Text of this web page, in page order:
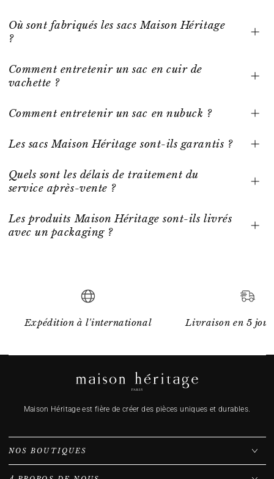
Où sont fabriqués les sacs Maison Héritage
?
Comment entretenir un sac en cuir de
vachette ?
Comment entretenir un sac en nubuck ?
Les sacs Maison Héritage sont-ils garantis ?
Quels sont les délais de traitement du
service après-vente ?
Les produits Maison Héritage sont-ils livrés
avec un packaging ?
Expédition à l'international Livraison en 5
Maison Héritage est fière de créer des pièces uniques et durables.
NOS BOUTIQUES